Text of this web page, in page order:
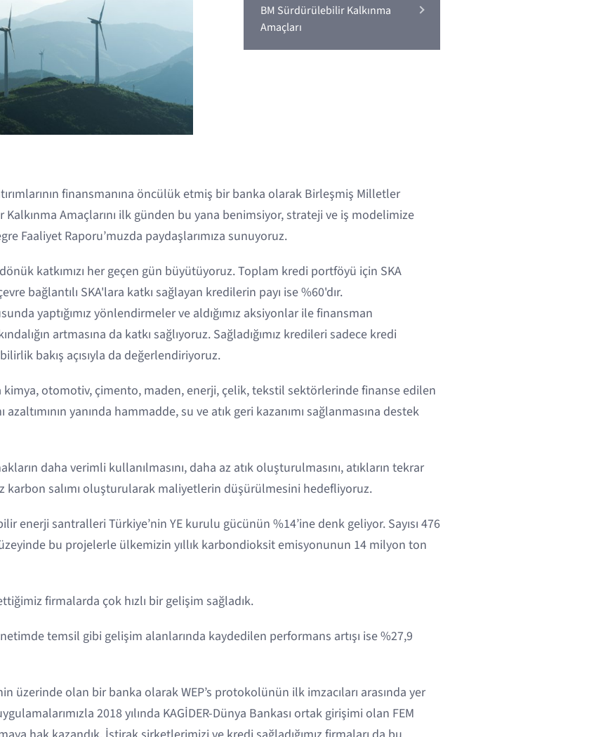
BM Sürdürülebilir Kalkınma
Amaçları
finansmanına öncülük etmiş bir banka olarak Birleşmiş Milletler
Amaçlarını ilk günden bu yana benimsiyor, strateji ve iş modelimize
Faaliyet Raporu’muzda paydaşlarımıza sunuyoruz.
katkımızı her geçen gün büyütüyoruz. Toplam kredi portföyü için SKA
bağlantılı SKA'lara katkı sağlayan kredilerin payı ise %60'dır.
yaptığımız yönlendirmeler ve aldığımız aksiyonlar ile finansman
artmasına da katkı sağlıyoruz. Sağladığımız kredileri sadece kredi
bakış açısıyla da değerlendiriyoruz.
kimya, otomotiv, çimento, maden, enerji, çelik, tekstil sektörlerinde finanse edilen
yanında hammadde, su ve atık geri kazanımı sağlanmasına destek
daha verimli kullanılmasını, daha az atık oluşturulmasını, atıkların tekrar
karbon salımı oluşturularak maliyetlerin düşürülmesini hedefliyoruz.
enerji santralleri Türkiye’nin YE kurulu gücünün %14’ine denk geliyor. Sayısı 476
bu projelerle ülkemizin yıllık karbondioksit emisyonunun 14 milyon ton
firmalarda çok hızlı bir gelişim sağladık.
temsil gibi gelişim alanlarında kaydedilen performans artışı ise %27,9
üzerinde olan bir banka olarak WEP’s protokolünün ilk imzacıları arasında yer
2018 yılında KAGİDER-Dünya Bankası ortak girişimi olan FEM